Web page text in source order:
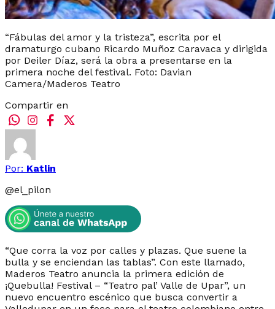
“Fábulas del amor y la tristeza”, escrita por el
dramaturgo cubano Ricardo Muñoz Caravaca y dirigida
por Deiler Díaz, será la obra a presentarse en la
primera noche del festival. Foto: Davian
Camera/Maderos Teatro
Compartir en
Por: Katlin
@el_pilon
“Que corra la voz por calles y plazas. Que suene la
bulla y se enciendan las tablas”. Con este llamado,
Maderos Teatro anuncia la primera edición de
¡Quebulla! Festival – “Teatro pal’ Valle de Upar”, un
nuevo encuentro escénico que busca convertir a